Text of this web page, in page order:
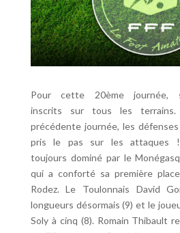
Pour cette 20ème journée,
inscrits sur tous les
précédente journée, les
pris le pas sur les attaques
toujours dominé par le
qui a conforté sa première
Rodez. Le Toulonnais David
longueurs désormais (9) et le
Soly à cinq (8). Romain Thibault